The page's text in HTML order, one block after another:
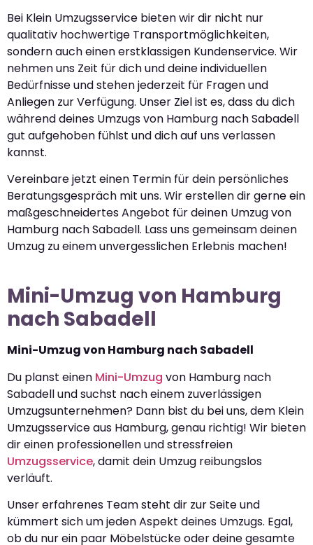
Bei Klein Umzugsservice bieten wir dir nicht nur
qualitativ hochwertige Transportmöglichkeiten,
sondern auch einen erstklassigen Kundenservice. Wir
nehmen uns Zeit für dich und deine individuellen
Bedürfnisse und stehen jederzeit für Fragen und
Anliegen zur Verfügung. Unser Ziel ist es, dass du dich
während deines Umzugs von Hamburg nach Sabadell
gut aufgehoben fühlst und dich auf uns verlassen
kannst.
Vereinbare jetzt einen Termin für dein persönliches
Beratungsgespräch mit uns. Wir erstellen dir gerne ein
maßgeschneidertes Angebot für deinen Umzug von
Hamburg nach Sabadell. Lass uns gemeinsam deinen
Umzug zu einem unvergesslichen Erlebnis machen!
Mini-Umzug von Hamburg
nach Sabadell
Mini-Umzug von Hamburg nach Sabadell
Du planst einen Mini-Umzug von Hamburg nach
Sabadell und suchst nach einem zuverlässigen
Umzugsunternehmen? Dann bist du bei uns, dem Klein
Umzugsservice aus Hamburg, genau richtig! Wir bieten
dir einen professionellen und stressfreien
Umzugsservice, damit dein Umzug reibungslos
verläuft.
Unser erfahrenes Team steht dir zur Seite und
kümmert sich um jeden Aspekt deines Umzugs. Egal,
ob du nur ein paar Möbelstücke oder deine gesamte